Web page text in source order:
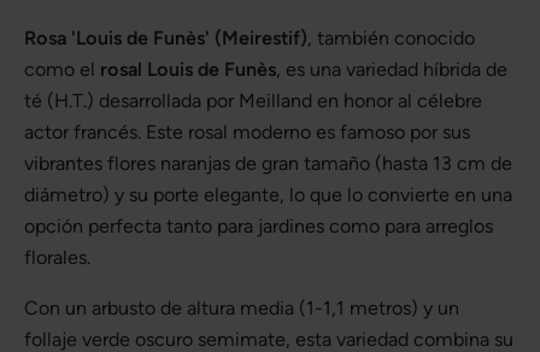
Rosa 'Louis de Funès' (Meirestif), también conocido
como el rosal Louis de Funès, es una variedad híbrida de
té (H.T.) desarrollada por Meilland en honor al célebre
actor francés. Este rosal moderno es famoso por sus
vibrantes flores naranjas de gran tamaño (hasta 13 cm de
diámetro) y su porte elegante, lo que lo convierte en una
opción perfecta tanto para jardines como para arreglos
florales.
Con un arbusto de altura media (1-1,1 metros) y un
follaje verde oscuro semimate, esta variedad combina su